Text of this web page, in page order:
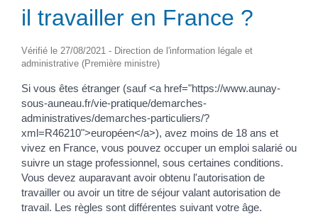
il travailler en France ?
Vérifié le 27/08/2021 - Direction de l'information légale et
administrative (Première ministre)
Si vous êtes étranger (sauf <a href="https://www.aunay-
sous-auneau.fr/vie-pratique/demarches-
administratives/demarches-particuliers/?
xml=R46210">européen</a>), avez moins de 18 ans et
vivez en France, vous pouvez occuper un emploi salarié ou
suivre un stage professionnel, sous certaines conditions.
Vous devez auparavant avoir obtenu l'autorisation de
travailler ou avoir un titre de séjour valant autorisation de
travail. Les règles sont différentes suivant votre âge.